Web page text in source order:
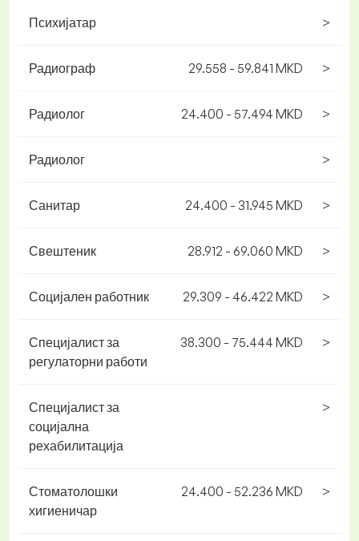
Психијатар >
Радиограф 29.558 - 59.841 MKD >
Радиолог 24.400 - 57.494 MKD >
Радиолог >
Санитар 24.400 - 31.945 MKD >
Свештеник 28.912 - 69.060 MKD >
Социјален работник 29.309 - 46.422 MKD >
Специјалист за
регулаторни работи
38.300 - 75.444 MKD >
Специјалист за
социјална
рехабилитација
>
Стоматолошки
хигиеничар
24.400 - 52.236 MKD >